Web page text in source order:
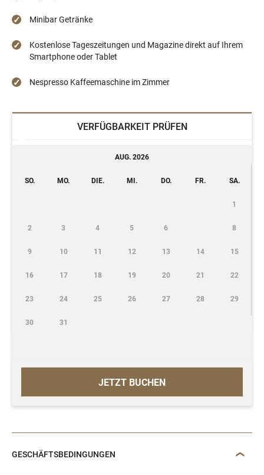
Minibar Getränke
Kostenlose Tageszeitungen und Magazine direkt auf Ihrem
Smartphone oder Tablet
Nespresso Kaffeemaschine im Zimmer
VERFÜGBARKEIT PRÜFEN
JETZT BUCHEN
AUG. 2026
SO. MO. DIE. MI. DO. FR. SA.
1
2 3 4 5 6 8
9 10 11 12 13 14 15
16 17 18 19 20 21 22
23 24 25 26 27 28 29
30 31
GESCHÄFTSBEDINGUNGEN